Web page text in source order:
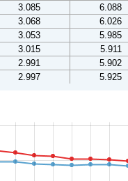
3.085
6.088
3.068
6.026
3.053
5.985
3.015
5.911
2.991
5.902
2.997 5.925